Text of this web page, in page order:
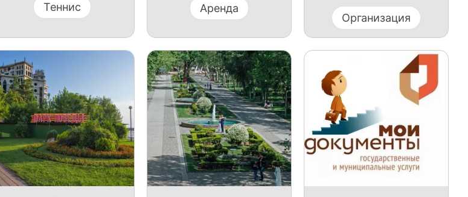
Теннис Аренда
Организация